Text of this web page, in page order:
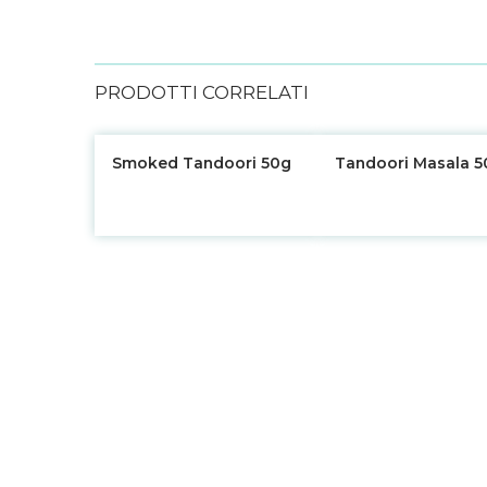
PRODOTTI CORRELATI
Smoked Tandoori 50g Tandoori Masala